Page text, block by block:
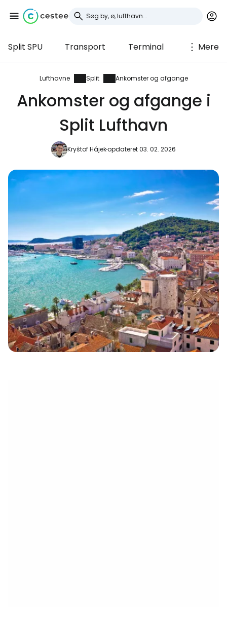
Split SPU Transport Terminal Mere
Lufthavne Split Ankomster og afgange
Ankomster og afgange i
Split Lufthavn
Kryštof Hájekopdateret 03. 02. 2026
Log ind på Cestee
... det verdensomspændende
Fortsæt med Google
Fortsæt med e-mail